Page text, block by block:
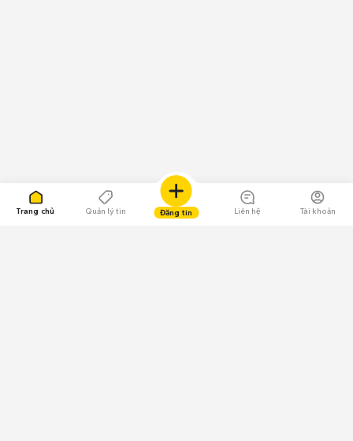
Trang chủ Quản lý tin Đăng tin Liên hệ Tài khoản